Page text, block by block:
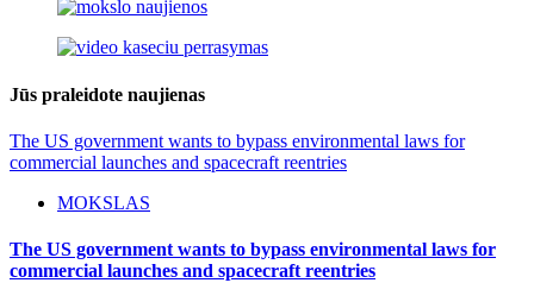
Jūs praleidote naujienas
The US government wants to bypass environmental laws for
commercial launches and spacecraft reentries
MOKSLAS
The US government wants to bypass environmental laws for
commercial launches and spacecraft reentries